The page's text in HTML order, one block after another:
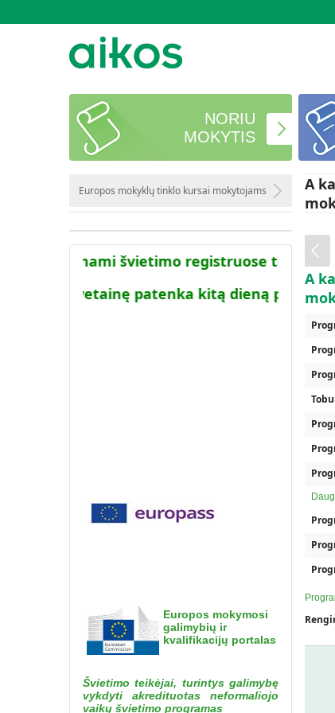
NORIU
MOKYTIS
Europos mokyklų tinklo kursai mokytojams
viešinami švietimo registruose turimi
AIKOS svetainę patenka kitą dieną po to kai
Europos mokymosi
galimybių ir
kvalifikacijų portalas
Švietimo teikėjai, turintys galimybę
vykdyti akredituotas neformaliojo
vaikų švietimo programas
A
A